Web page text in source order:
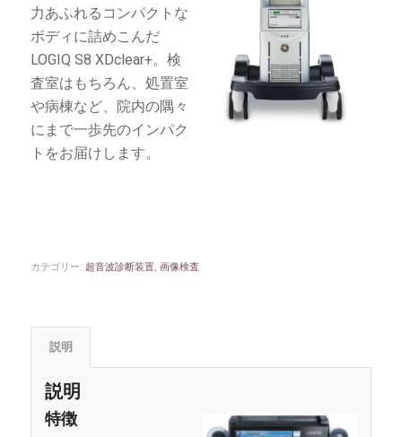
力あふれるコンパクトな
ボディに詰めこんだ
LOGIQ S8 XDclear+。検
査室はもちろん、処置室
や病棟など、院内の隅々
にまで一歩先のインパク
トをお届けします。
カテゴリー: 超音波診断装置, 画像検査
説明
説明
特徴